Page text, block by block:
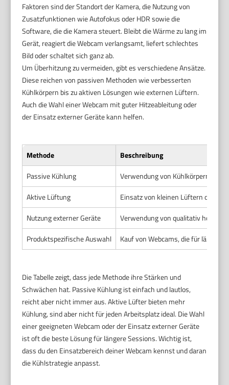
Faktoren sind der Standort der Kamera, die Nutzung von
Zusatzfunktionen wie Autofokus oder HDR sowie die
Software, die die Kamera steuert. Bleibt die Wärme zu lang im
Gerät, reagiert die Webcam verlangsamt, liefert schlechtes
Bild oder schaltet sich ganz ab.
Um Überhitzung zu vermeiden, gibt es verschiedene Ansätze.
Diese reichen von passiven Methoden wie verbesserten
Kühlkörpern bis zu aktiven Lösungen wie externen Lüftern.
Auch die Wahl einer Webcam mit guter Hitzeableitung oder
der Einsatz externer Geräte kann helfen.
Methode
Beschreibung
Passive Kühlung
Verwendung von Kühlkörpern oder
Aktive Lüftung
Einsatz von kleinen Lüftern oder
Nutzung externer Geräte
Verwendung von qualitativ
Produktspezifische Auswahl
Kauf von Webcams, die für
Die Tabelle zeigt, dass jede Methode ihre Stärken und
Schwächen hat. Passive Kühlung ist einfach und lautlos,
reicht aber nicht immer aus. Aktive Lüfter bieten mehr
Kühlung, sind aber nicht für jeden Arbeitsplatz ideal. Die Wahl
einer geeigneten Webcam oder der Einsatz externer Geräte
ist oft die beste Lösung für längere Sessions. Wichtig ist,
dass du den Einsatzbereich deiner Webcam kennst und daran
die Kühlstrategie anpasst.